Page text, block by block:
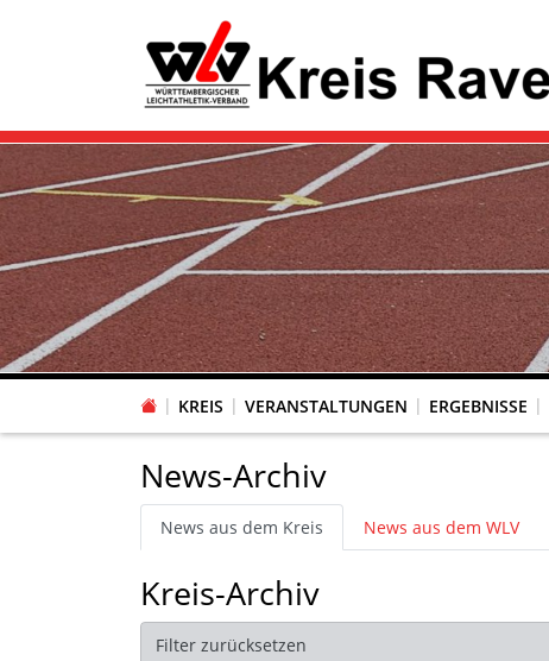
KREIS VERANSTALTUNGEN ERGEBNISSE
News-Archiv
News aus dem Kreis News aus dem WLV
Kreis-Archiv
Filter zurücksetzen